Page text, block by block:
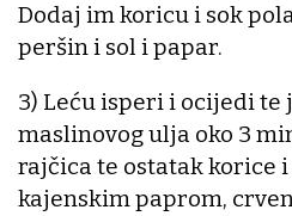
Dodaj im koricu i sok
peršin i sol i papar.
3) Leću isperi i ocijedi te
maslinovog ulja oko 3
rajčica te ostatak korice
kajenskim paprom,